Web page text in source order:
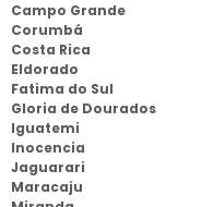
Campo Grande
Corumbá
Costa Rica
Eldorado
Fatima do Sul
Gloria de Dourados
Iguatemi
Inocencia
Jaguarari
Maracaju